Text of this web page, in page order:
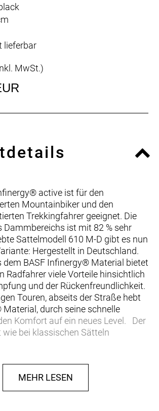
lieferbar
MwSt.)
active ist für den
Mountainbiker und den
Trekkingfahrer geeignet. Die
Dammbereichs ist mit 82 % sehr
Sattelmodell 610 M-D gibt es nun
Hergestellt in Deutschland.
dem BASF Infinergy® Material bietet
Radfahrer viele Vorteile hinsichtlich
und der Rückenfreundlichkeit.
Touren, abseits der Straße hebt
durch seine schnelle
Komfort auf ein neues Level. Der
wie bei klassischen Sätteln
und ohne Klebstoff mit
verbunden. Durch die
folgt der Sattel der
MEHR LESEN